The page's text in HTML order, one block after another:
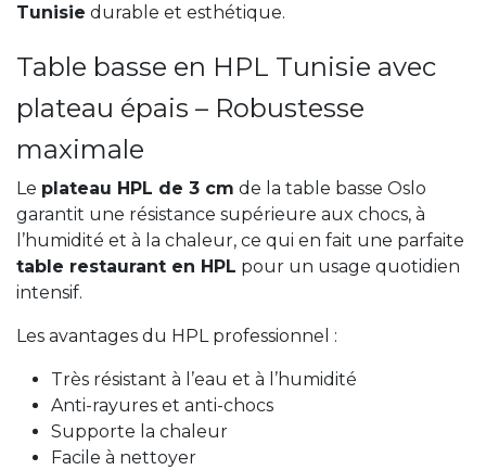
Tunisie durable et esthétique.
Table basse en HPL Tunisie avec
plateau épais – Robustesse
maximale
Le plateau HPL de 3 cm de la table basse Oslo
garantit une résistance supérieure aux chocs, à
l’humidité et à la chaleur, ce qui en fait une parfaite
table restaurant en HPL pour un usage quotidien
intensif.
Les avantages du HPL professionnel :
Très résistant à l’eau et à l’humidité
Anti-rayures et anti-chocs
Supporte la chaleur
Facile à nettoyer